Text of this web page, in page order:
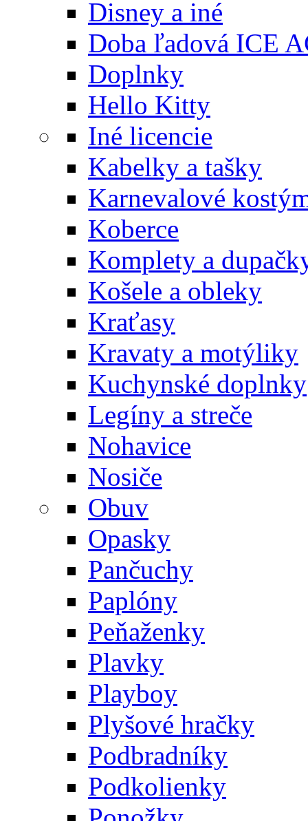
Disney a iné
Doba ľadová ICE
Doplnky
Hello Kitty
Iné licencie
Kabelky a tašky
Karnevalové
Koberce
Komplety a
Košele a obleky
Kraťasy
Kravaty a motýliky
Kuchynské doplnky
Legíny a streče
Nohavice
Nosiče
Obuv
Opasky
Pančuchy
Paplóny
Peňaženky
Plavky
Playboy
Plyšové hračky
Podbradníky
Podkolienky